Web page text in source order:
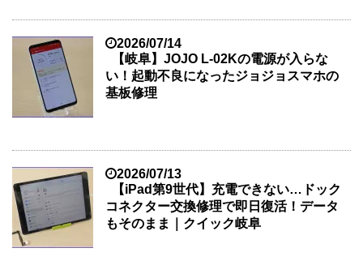
2026/07/14
【岐阜】JOJO L-02Kの電源が入らな
い！起動不良になったジョジョスマホの
基板修理
2026/07/13
【iPad第9世代】充電できない…ドック
コネクター交換修理で即日復活！データ
もそのまま｜クイック岐阜